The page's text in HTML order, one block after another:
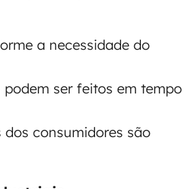
a necessidade do
podem ser feitos em tempo
consumidores são